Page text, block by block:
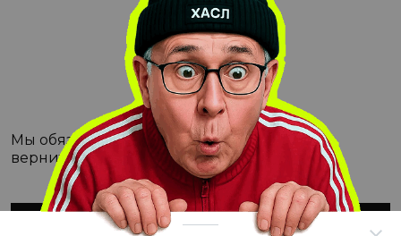
Мы обязательно с этим разберёмся, а пока
вернитесь на Главную
ВЕРНУТЬСЯ НА ГЛАВНУЮ